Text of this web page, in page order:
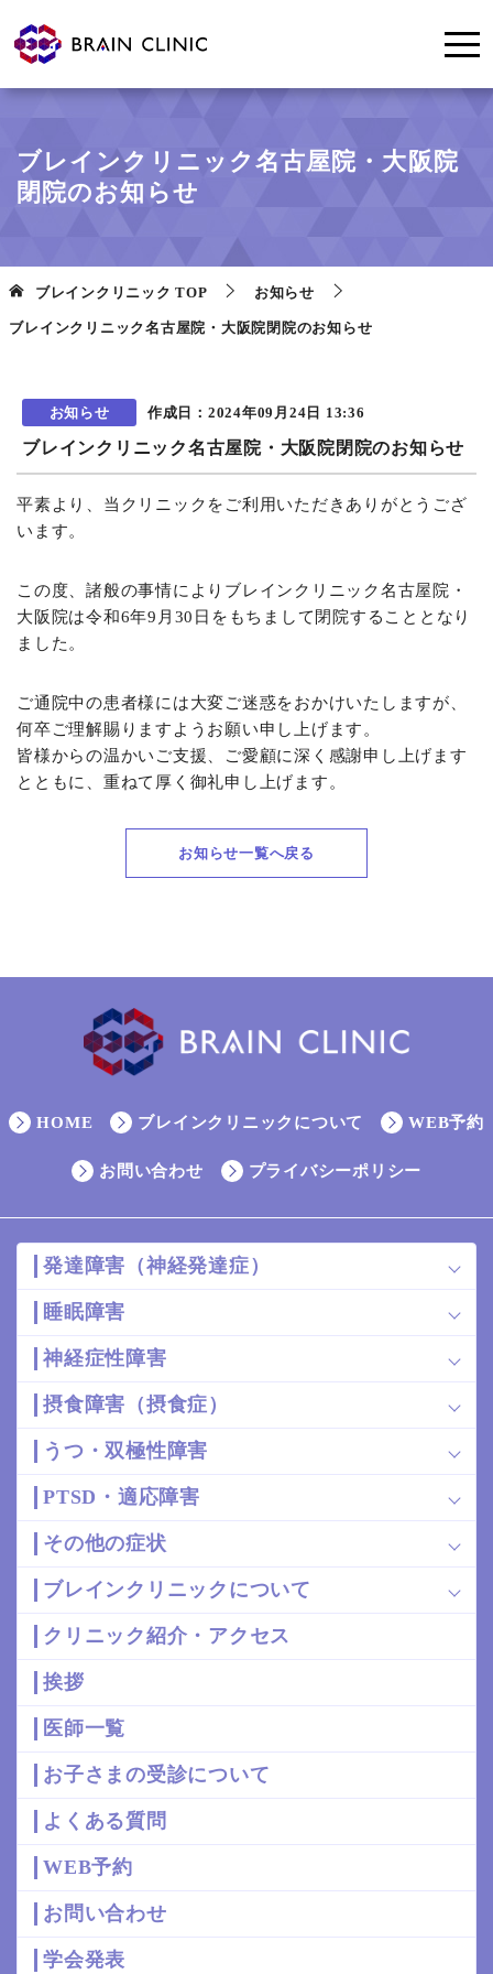
ブレインクリニック名古屋院・大阪院
閉院のお知らせ
ブレインクリニック TOP お知らせ
ブレインクリニック名古屋院・大阪院閉院のお知らせ
お知らせ 作成日： 2024年09月24日 13:36
ブレインクリニック名古屋院・大阪院閉院のお知らせ
平素より、当クリニックをご利用いただきありがとうござ
います。
この度、諸般の事情によりブレインクリニック名古屋院・
大阪院は令和6年9月30日をもちまして閉院することとなり
ました。
ご通院中の患者様には大変ご迷惑をおかけいたしますが、
何卒ご理解賜りますようお願い申し上げます。
皆様からの温かいご支援、ご愛顧に深く感謝申し上げます
とともに、 重ねて厚く御礼申し上げます。
お知らせ一覧へ戻る
HOME ブレインクリニックについて WEB予約
お問い合わせ プライバシーポリシー
発達障害（神経発達症）
睡眠障害
神経症性障害
摂食障害（摂食症）
うつ・双極性障害
PTSD・適応障害
その他の症状
ブレインクリニックについて
クリニック紹介・アクセス
挨拶
医師一覧
お子さまの受診について
よくある質問
WEB予約
お問い合わせ
学会発表